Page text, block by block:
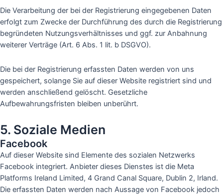
Die Verarbeitung der bei der Registrierung eingegebenen Daten
erfolgt zum Zwecke der Durchführung des durch die Registrierung
begründeten Nutzungsverhältnisses und ggf. zur Anbahnung
weiterer Verträge (Art. 6 Abs. 1 lit. b DSGVO).
Die bei der Registrierung erfassten Daten werden von uns
gespeichert, solange Sie auf dieser Website registriert sind und
werden anschließend gelöscht. Gesetzliche
Aufbewahrungsfristen bleiben unberührt.
5. Soziale Medien
Facebook
Auf dieser Website sind Elemente des sozialen Netzwerks
Facebook integriert. Anbieter dieses Dienstes ist die Meta
Platforms Ireland Limited, 4 Grand Canal Square, Dublin 2, Irland.
Die erfassten Daten werden nach Aussage von Facebook jedoch